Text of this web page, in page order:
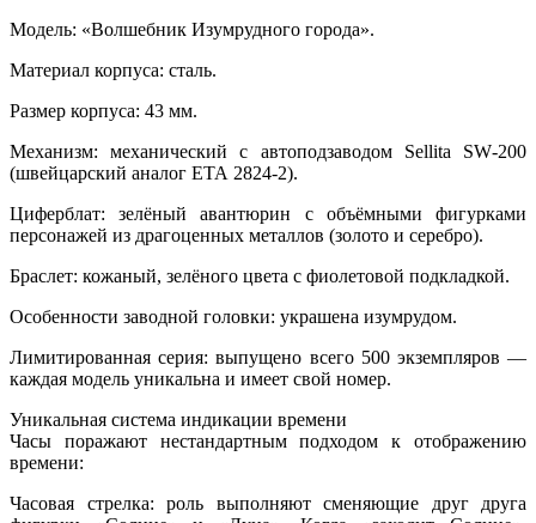
Модель: «Волшебник Изумрудного города».
Материал корпуса: сталь.
Размер корпуса: 43 мм.
Механизм: механический с автоподзаводом Sеllitа SW‑200
(швейцарский аналог ЕТА 2824‑2).
Циферблат: зелёный авантюрин с объёмными фигурками
персонажей из драгоценных металлов (золото и серебро).
Браслет: кожаный, зелёного цвета с фиолетовой подкладкой.
Особенности заводной головки: украшена изумрудом.
Лимитированная серия: выпущено всего 500 экземпляров —
каждая модель уникальна и имеет свой номер.
Уникальная система индикации времени
Часы поражают нестандартным подходом к отображению
времени:
Часовая стрелка: роль выполняют сменяющие друг друга